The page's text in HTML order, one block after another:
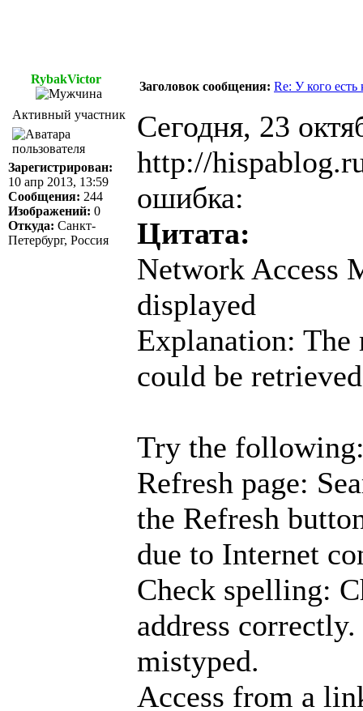
RybakVictor
Заголовок сообщения: Re: У кого
Активный участник
Зарегистрирован:
10 апр 2013, 13:59
Сообщения: 244
Изображений: 0
Откуда: Санкт-
Петербург, Россия
Сегодня, 23
http://
ошибка:
Цитата:
Network Access
displayed
Explanation: The
could be
Try the
Refresh page:
the Refresh
due to Internet
Check spelling:
address
mistyped.
Access from a